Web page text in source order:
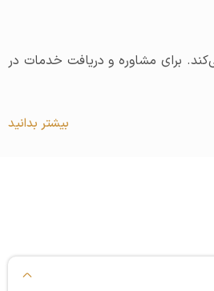
برای مشاوره و دریافت خدمات در
بیشتر بدانید